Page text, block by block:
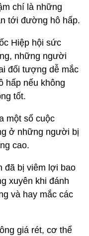
chí là những
tới đường hô hấp.
Hiệp hội sức
những người
đối tượng dễ mắc
hấp nếu không
tốt.
một số cuộc
ở những người bị
cao.
đã bị viêm lợi bao
xuyên khi đánh
và hay mắc các
giá rét, cơ thể